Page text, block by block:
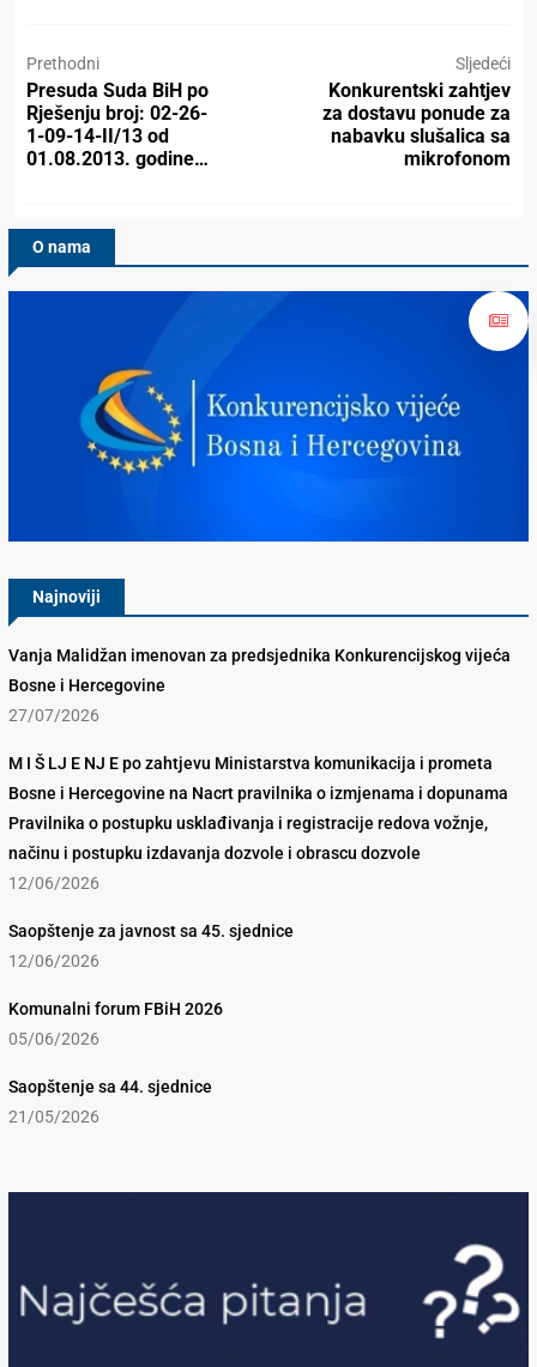
Prethodni
Presuda Suda BiH po
Rješenju broj: 02-26-
1-09-14-II/13 od
01.08.2013. godine…
Sljedeći
Konkurentski zahtjev
za dostavu ponude za
nabavku slušalica sa
mikrofonom
O nama
Najnoviji
Vanja Malidžan imenovan za predsjednika Konkurencijskog vijeća
Bosne i Hercegovine
27/07/2026
M I Š LJ E NJ E po zahtjevu Ministarstva komunikacija i prometa
Bosne i Hercegovine na Nacrt pravilnika o izmjenama i dopunama
Pravilnika o postupku usklađivanja i registracije redova vožnje,
načinu i postupku izdavanja dozvole i obrascu dozvole
12/06/2026
Saopštenje za javnost sa 45. sjednice
12/06/2026
Komunalni forum FBiH 2026
05/06/2026
Saopštenje sa 44. sjednice
21/05/2026